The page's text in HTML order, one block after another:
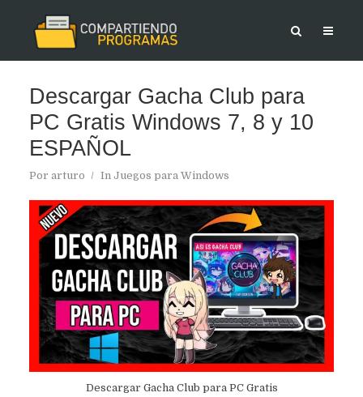
Descargar Gacha Club para
PC Gratis Windows 7, 8 y 10
ESPAÑOL
Por arturo In Juegos para Windows
Descargar Gacha Club para PC Gratis